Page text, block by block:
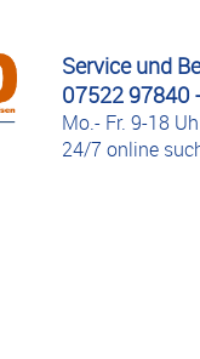
Service und
07522 97840
Mo.- Fr. 9-18
24/7 online